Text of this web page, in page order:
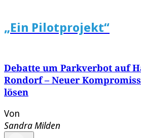
„Ein Pilotprojekt“
Debatte um Parkverbot auf
Rondorf – Neuer
lösen
Von
Sandra Milden